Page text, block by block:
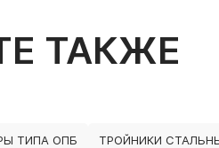
ТАКЖЕ
ТИПА ОПБ ТРОЙНИКИ